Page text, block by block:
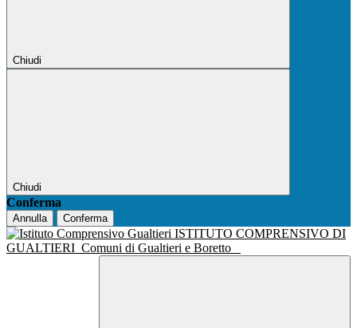
Chiudi
Chiudi
Conferma
Annulla Conferma
ISTITUTO COMPRENSIVO DI
GUALTIERI Comuni di Gualtieri e Boretto